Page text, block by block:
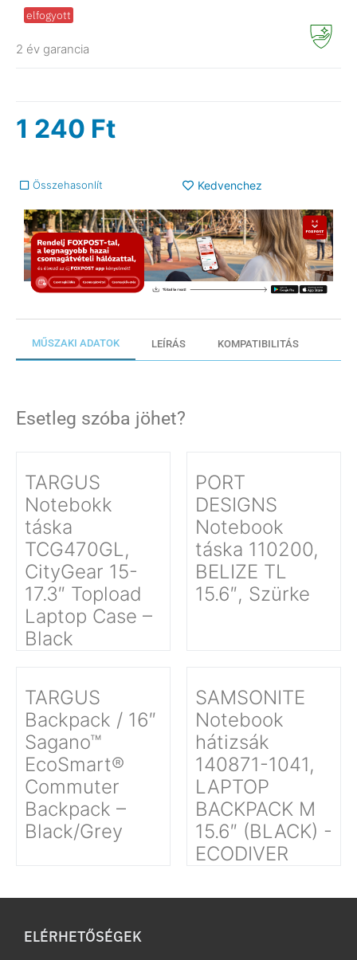
elfogyott
2 év garancia
1 240 Ft
Összehasonlít Kedvenchez
MŰSZAKI ADATOK LEÍRÁS KOMPATIBILITÁS
Esetleg szóba jöhet?
TARGUS
Notebokk
táska
TCG470GL,
CityGear 15-
17.3″ Topload
Laptop Case –
Black
PORT
DESIGNS
Notebook
táska 110200,
BELIZE TL
15.6″, Szürke
TARGUS
Backpack / 16″
Sagano™
EcoSmart®
Commuter
Backpack –
Black/Grey
SAMSONITE
Notebook
hátizsák
140871-1041,
LAPTOP
BACKPACK M
15.6″ (BLACK) -
ECODIVER
ELÉRHETŐSÉGEK